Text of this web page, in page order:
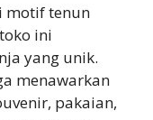
motif tenun
ini
yang unik.
menawarkan
pakaian,